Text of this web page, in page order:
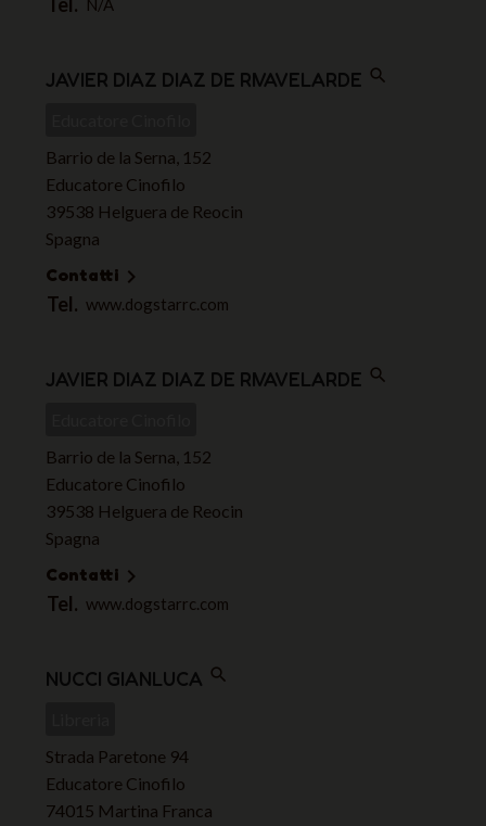
N/A
JAVIER DIAZ DIAZ DE RIVAVELARDE search
Barrio de la Serna, 152
Educatore Cinofilo
39538 Helguera de Reocin
Spagna
Contatti 
Tel. www.dogstarrc.com
JAVIER DIAZ DIAZ DE RIVAVELARDE search
Barrio de la Serna, 152
Educatore Cinofilo
39538 Helguera de Reocin
Spagna
Contatti 
Tel. www.dogstarrc.com
NUCCI GIANLUCA search
Strada Paretone 94
Educatore Cinofilo
74015 Martina Franca